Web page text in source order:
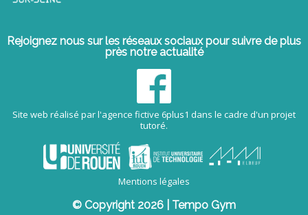
Rejoignez nous sur les réseaux sociaux pour suivre de plus
près notre actualité
Site web réalisé par l'agence fictive 6plus1 dans le cadre d'un projet
tutoré.
Mentions légales
© Copyright 2026 | Tempo Gym